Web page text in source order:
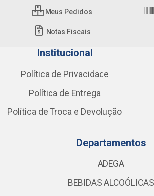
Meus Pedidos
Notas Fiscais
Institucional
Política de Privacidade
Política de Entrega
Política de Troca e Devolução
Departamentos
ADEGA
BEBIDAS ALCOÓLICAS